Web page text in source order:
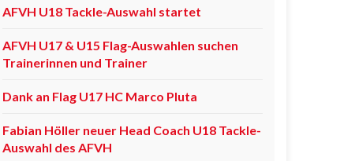
AFVH U18 Tackle-Auswahl startet
AFVH U17 & U15 Flag-Auswahlen suchen
Trainerinnen und Trainer
Dank an Flag U17 HC Marco Pluta
Fabian Höller neuer Head Coach U18 Tackle-
Auswahl des AFVH